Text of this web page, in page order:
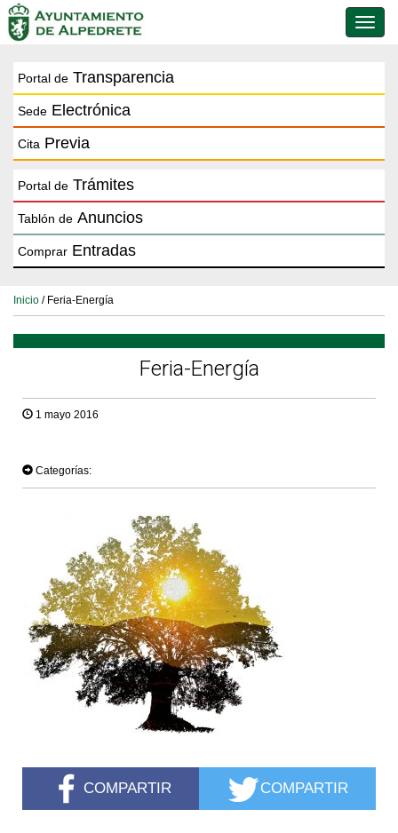
de
Portal de Transparencia
Sede Electrónica
Cita Previa
Portal de Trámites
Tablón de Anuncios
Comprar Entradas
Inicio / Feria-Energía
Feria-Energía
1 mayo 2016
Categorías:
COMPARTIR COMPARTIR